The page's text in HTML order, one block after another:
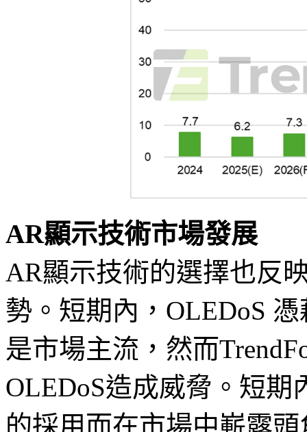
AR顯示技術市場發展
AR顯示技術的選擇也反
勢。短期內，OLEDoS
是市場主流，然而
OLEDoS造成威脅。短期
的採用而在市場中嶄露